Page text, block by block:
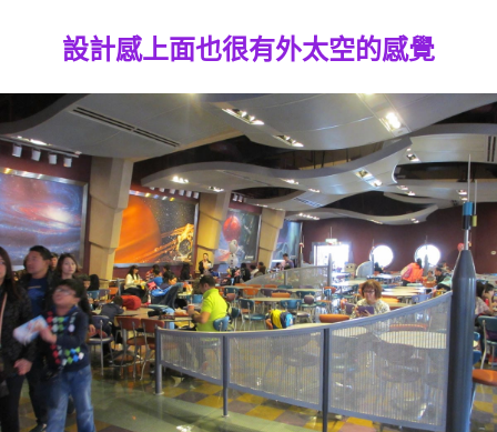
設計感上面也很有外太空的感覺